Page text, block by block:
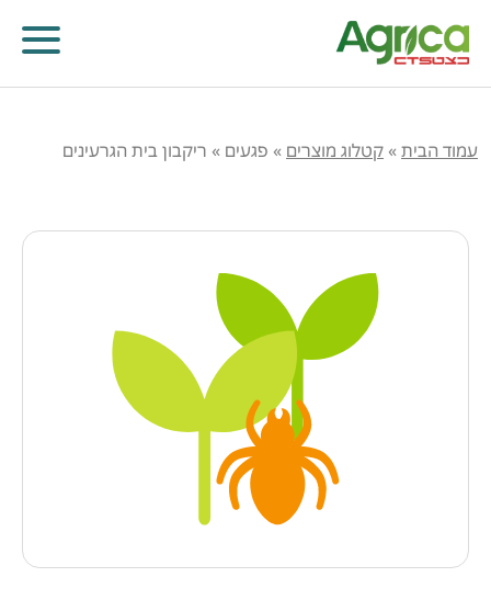
קוטלי עשבים
קוטלי מחלות
קוטלי חרקים
דישון עלוותי וביוסטימולנטים
שונות
עמוד הבית»קטלוג מוצרים » פגעים » ריקבון בית הגרעינים